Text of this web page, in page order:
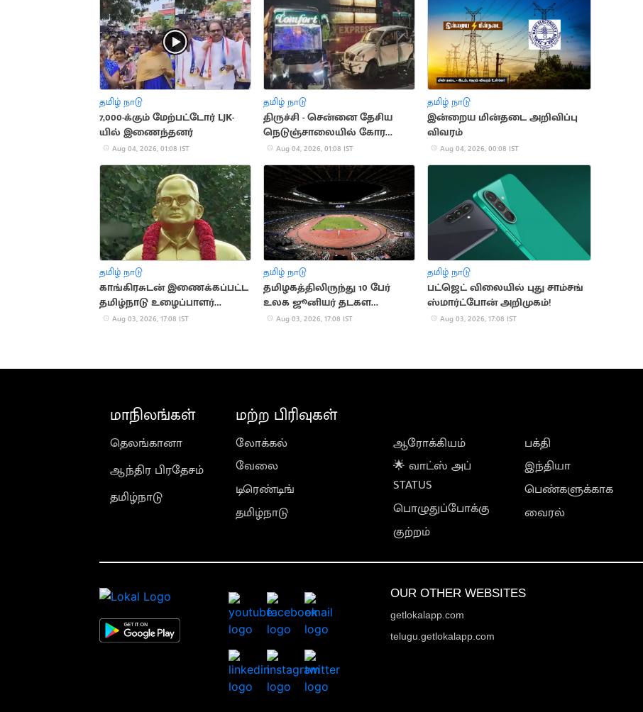
தமிழ் நாடு
7,000-க்கும் மேற்பட்டோர் LJK-
யில் இணைந்தனர்
Aug 04, 2026, 01:08 IST
தமிழ் நாடு
திருச்சி - சென்னை தேசிய
நெடுஞ்சாலையில் கோர
விபத்து: 3 பேர் பலி
Aug 04, 2026, 01:08 IST
தமிழ் நாடு
இன்றைய மின்தடை அறிவிப்பு
விவரம்
Aug 04, 2026, 00:08 IST
தமிழ் நாடு
காங்கிரசுடன் இணைக்கப்பட்ட
தமிழ்நாடு உழைப்பாளர்
கட்சியின் வரலாறு
Aug 03, 2026, 17:08 IST
தமிழ் நாடு
தமிழகத்திலிருந்து 10 பேர்
உலக ஜூனியர் தடகள
அணிக்கு தேர்வு
Aug 03, 2026, 17:08 IST
தமிழ் நாடு
பட்ஜெட் விலையில் புது சாம்சங்
ஸ்மார்ட்போன் அறிமுகம்!
Aug 03, 2026, 17:08 IST
மாநிலங்கள்
தெலங்கானா
ஆந்திர பிரதேசம்
தமிழ்நாடு
மற்ற பிரிவுகள்
லோக்கல்
வேலை
டிரெண்டிங்
தமிழ்நாடு
ஆரோக்கியம்
🌟 வாட்ஸ் அப்
STATUS
பொழுதுப்போக்கு
குற்றம்
பக்தி
இந்தியா
பெண்களுக்காக
வைரல்
OUR OTHER WEBSITES
getlokalapp.com
telugu.getlokalapp.com